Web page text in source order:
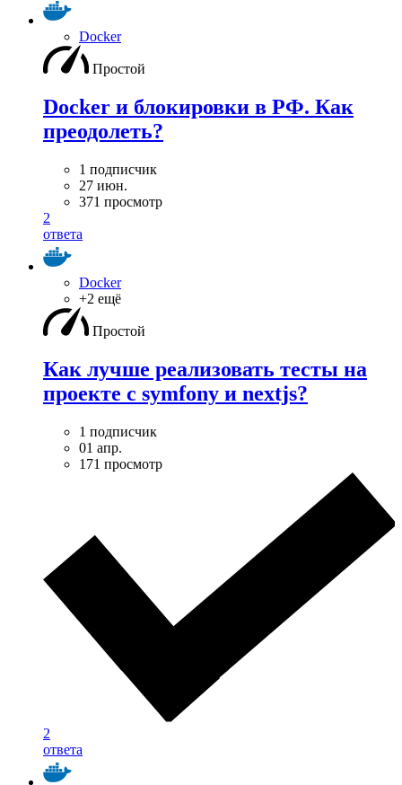
Docker
Простой
Docker и блокировки в РФ. Как
преодолеть?
1 подписчик
27 июн.
371 просмотр
2
ответа
Docker
+2 ещё
Простой
Как лучше реализовать тесты на
проекте с symfony и nextjs?
1 подписчик
01 апр.
171 просмотр
2
ответа